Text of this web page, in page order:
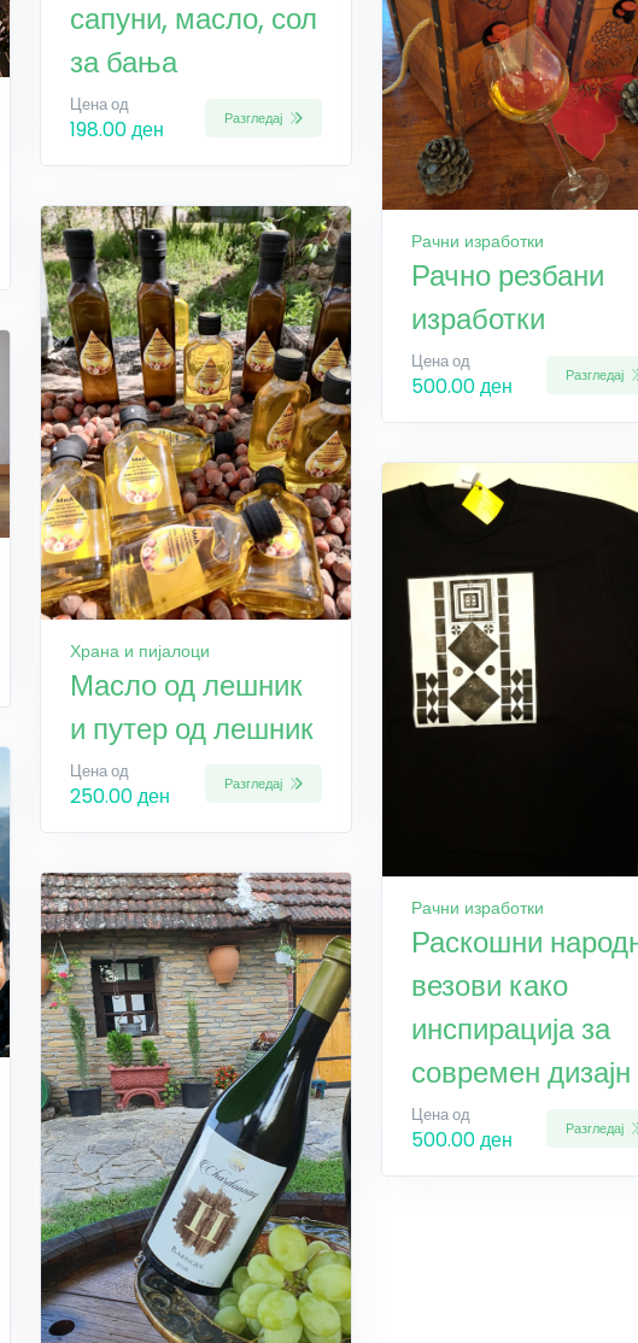
сапуни, масло, сол
за бања
Цена од
198.00 ден Разгледај
Храна и пијалоци
Масло од лешник
и путер од лешник
Цена од
250.00 ден Разгледај
Рачни изработки
Рачно резбани
изработки
Цена од
500.00 ден Разгледај
Рачни изработки
Раскошни
везови како
инспирација за
современ дизајн
Цена од
500.00 ден Разгледај